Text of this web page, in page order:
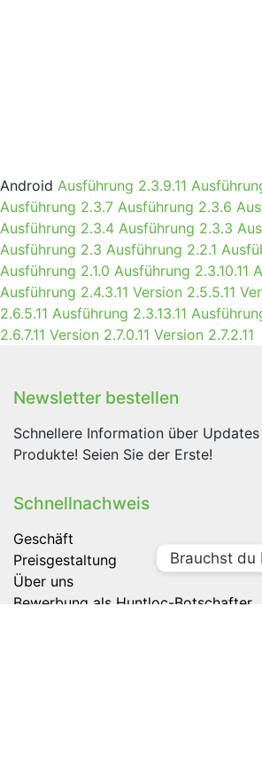
Android Ausführung 2.3.9.11
Ausführung 2.3.7 Ausführung 2.3.6
Ausführung 2.3.4 Ausführung 2.3.3
Ausführung 2.3 Ausführung 2.2.1
Ausführung 2.1.0 Ausführung 2.3.10.11
Ausführung 2.4.3.11 Version 2.5.5.11
2.6.5.11 Ausführung 2.3.13.11
2.6.7.11 Version 2.7.0.11 Version 2.7.2.11
Newsletter bestellen
Schnellere Information über
Produkte! Seien Sie der Erste!
Schnellnachweis
Geschäft
Preisgestaltung
Über uns
Bewerbung als Huntloc-Botschafter
Brauchst du